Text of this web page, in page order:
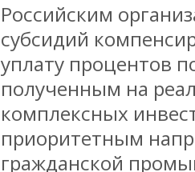
Российским
субсидий
уплату процентов
полученным на
комплексных
приоритетным
гражданской